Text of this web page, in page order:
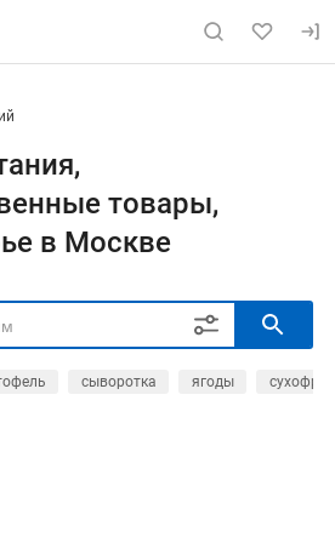
товары,
в Москве
сыворотка ягоды